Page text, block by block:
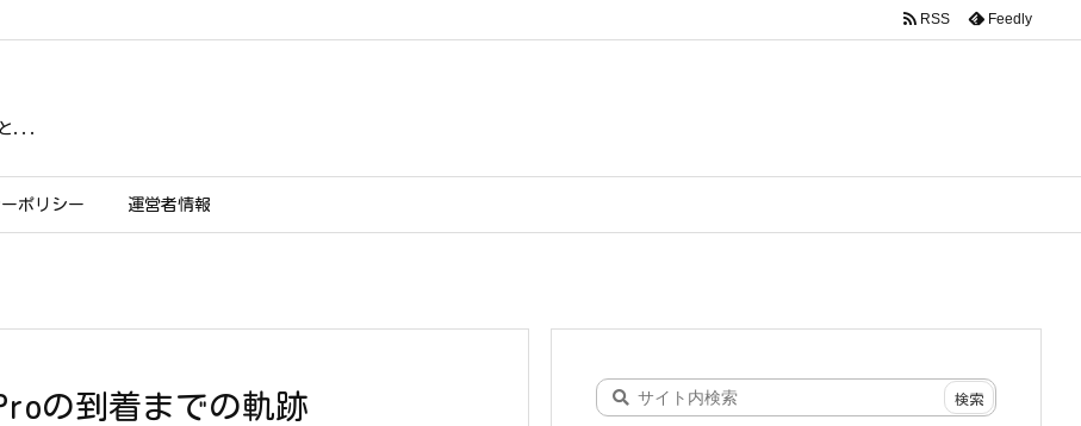
...
ポリシー 運営者情報
RSS Feedly
の到着までの軌跡